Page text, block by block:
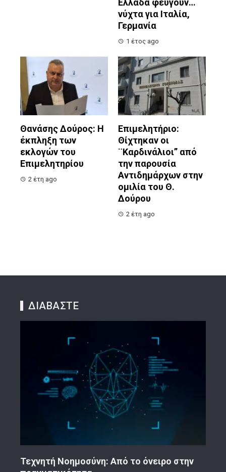
Ελλάδα φεύγουν…
νύχτα για Ιταλία,
Γερμανία
1 έτος ago
Θανάσης Δούρος: Η
έκπληξη των
εκλογών του
Επιμελητηρίου
2 έτη ago
Επιμελητήριο:
Θίχτηκαν οι
¨Καρδινάλιοι” από
την παρουσία
Αντιδημάρχων στην
ομιλία του Θ.
Δούρου
2 έτη ago
ΔΙΑΒΑΣΤΕ
Κορινθιακό Επιχειρείν – Ανακοίνωση